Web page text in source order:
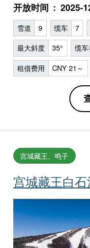
开放时间 2025-
雪道 9 缆车 7
最大斜度 35° 缆
租借费用 CNY 21～
宫城藏王白
宫城藏王、鸣子